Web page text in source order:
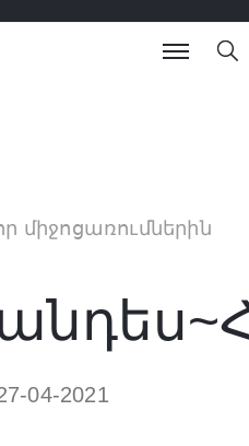
միջոցառումներին
04-2021